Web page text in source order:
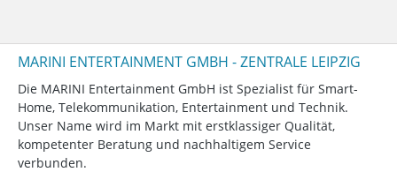
MARINI ENTERTAINMENT GMBH - ZENTRALE LEIPZIG
Die MARINI Entertainment GmbH ist Spezialist für Smart-
Home, Telekommunikation, Entertainment und Technik.
Unser Name wird im Markt mit erstklassiger Qualität,
kompetenter Beratung und nachhaltigem Service
verbunden.